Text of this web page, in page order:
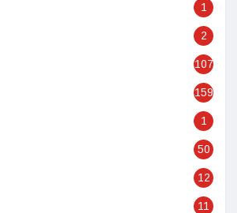
1
2
107
159
1
50
12
11